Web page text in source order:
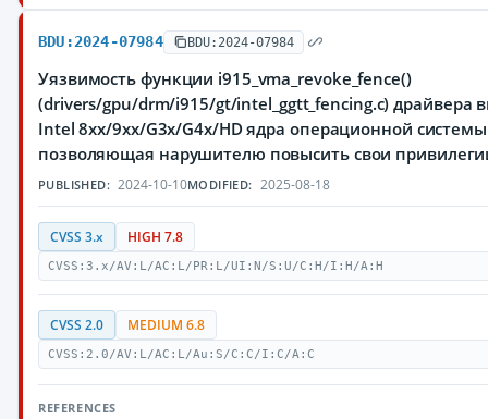
BDU:2024-07984 BDU:2024-07984
Уязвимость функции i915_vma_revoke_fence()
(drivers/gpu/drm/i915/gt/intel_ggtt_fencing.c) драйвера
Intel 8xx/9xx/G3x/G4x/HD ядра операционной
позволяющая нарушителю повысить свои
PUBLISHED: 2024-10-10MODIFIED: 2025-08-18
CVSS 3.x HIGH 7.8
CVSS:3.x/AV:L/AC:L/PR:L/UI:N/S:U/C:H/I:H/A:H
CVSS 2.0 MEDIUM 6.8
CVSS:2.0/AV:L/AC:L/Au:S/C:C/I:C/A:C
REFERENCES